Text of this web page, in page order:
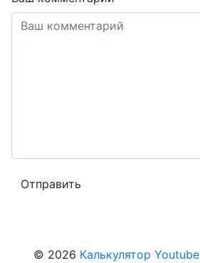
© 2026 Калькулятор Youtube